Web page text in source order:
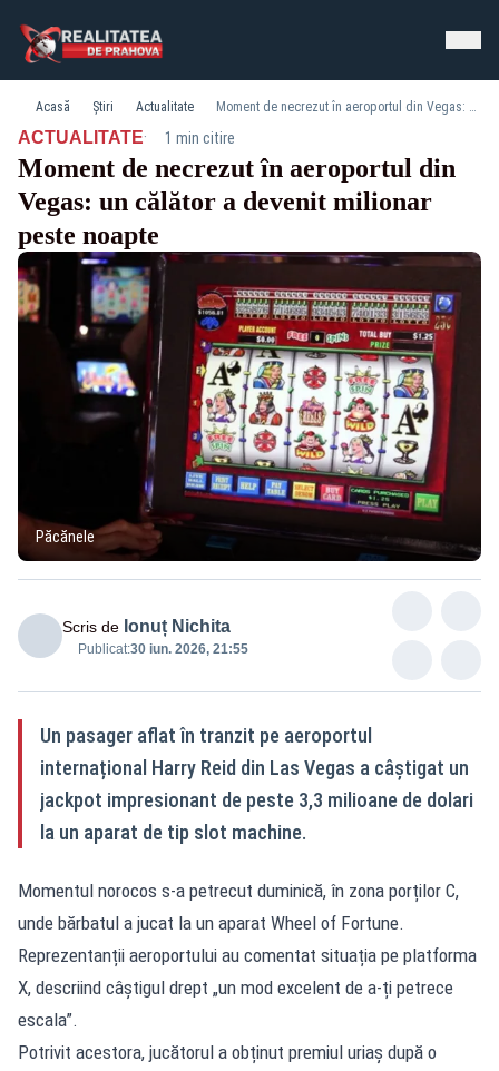
Acasă Știri Actualitate Moment de necrezut în aeroportul din Vegas: un călător a devenit milionar peste noapte
ACTUALITATE· 1 min citire
Moment de necrezut în aeroportul din
Vegas: un călător a devenit milionar
peste noapte
Păcănele
Scris de Ionuț Nichita
Publicat:30 iun. 2026, 21:55
Un pasager aflat în tranzit pe aeroportul
internațional Harry Reid din Las Vegas a câștigat un
jackpot impresionant de peste 3,3 milioane de dolari
la un aparat de tip slot machine.
Momentul norocos s-a petrecut duminică, în zona porților C,
unde bărbatul a jucat la un aparat Wheel of Fortune.
Reprezentanții aeroportului au comentat situația pe platforma
X, descriind câștigul drept „un mod excelent de a-ți petrece
escala”.
Potrivit acestora, jucătorul a obținut premiul uriaș după o